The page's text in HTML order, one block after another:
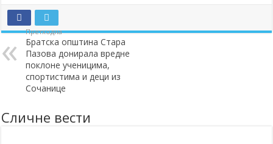
Братске и пријатељске општине и грдови уручили поклон
ОБАВЕШТЕЊЕ – Бесплатан СкиПас 2024
Претходна
Братска општина Стара
Пазова донирала вредне
поклоне ученицима,
спортистима и деци из
Сочанице
Сличне вести